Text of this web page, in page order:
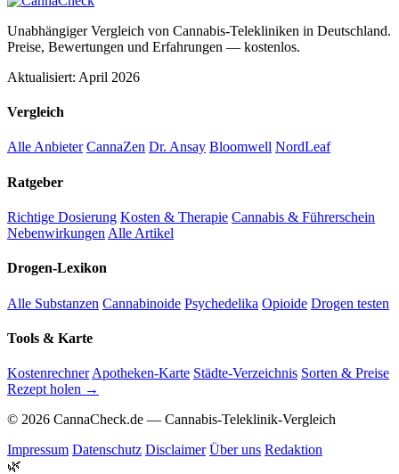
Unabhängiger Vergleich von Cannabis-Telekliniken in Deutschland.
Preise, Bewertungen und Erfahrungen — kostenlos.
Aktualisiert: April 2026
Vergleich
Alle Anbieter CannaZen Dr. Ansay Bloomwell NordLeaf
Ratgeber
Richtige Dosierung Kosten & Therapie Cannabis & Führerschein
Nebenwirkungen Alle Artikel
Drogen-Lexikon
Alle Substanzen Cannabinoide Psychedelika Opioide Drogen testen
Tools & Karte
Kostenrechner Apotheken-Karte Städte-Verzeichnis Sorten & Preise
Rezept holen →
© 2026 CannaCheck.de — Cannabis-Teleklinik-Vergleich
Impressum Datenschutz Disclaimer Über uns Redaktion
🌿